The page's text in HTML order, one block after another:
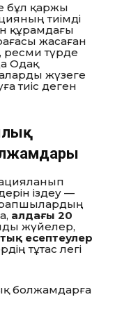
бұл қаржы
тиімді
құрамдағы
жасаған
түрде
Одақ
жүзеге
тиіс деген
іздеу —
алдағы 20
жүйелер,
есептеулер
тұтас легі
болжамдарға